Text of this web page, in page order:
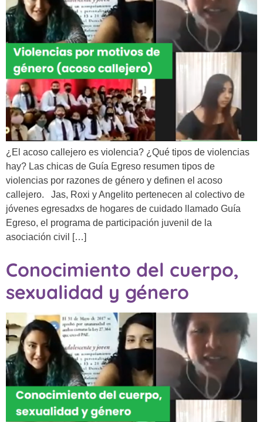
¿El acoso callejero es violencia? ¿Qué tipos de violencias
hay? Las chicas de Guía Egreso resumen tipos de
violencias por razones de género y definen el acoso
callejero. Jas, Roxi y Angelito pertenecen al colectivo de
jóvenes egresadxs de hogares de cuidado llamado Guía
Egreso, el programa de participación juvenil de la
asociación civil […]
Conocimiento del cuerpo,
sexualidad y género